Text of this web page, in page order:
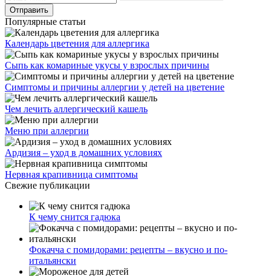
К чему снится гадюка
Фокачча с помидорами: рецепты – вкусно и по-
итальянски
Мороженое для детей
К чему снятся месячные
Масло ромашки: свойства и применение
Многопрофильное медицинское учреждение, которое
заботится о детском здоровье и оказывает медицинские
ул. Святоозерская д. 15 (м. Выхино) мкр. Кожухово
Дмитриевского, м. Лухмановская)
info@solnyshkomed.ru
Задать вопрос